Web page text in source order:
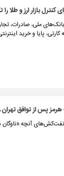
ملی،
کارتی، پایا و خرید
پس از توافق تهران
نفت‌کش‌های آنچه